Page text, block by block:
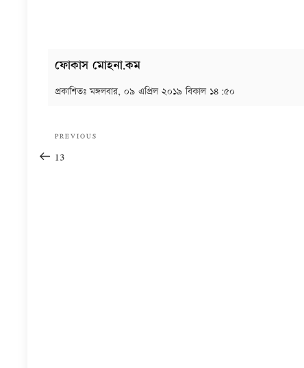
ফোকাস মোহনা.কম
প্রকাশিতঃমঙ্গলবার, ০৯ এপ্রিল ২০১৯ বিকাল ১৪:৫০
Previous
Post
PREVIOUS
13